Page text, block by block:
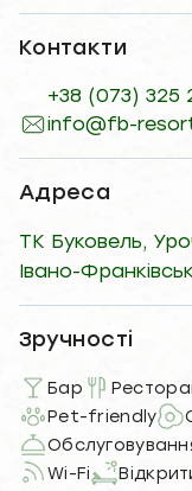
Контакти
+38 (073) 325
info@fb-
Адреса
ТК Буковель,
Івано-
Зручності
Бар
Pet-friendly
Wi-Fi